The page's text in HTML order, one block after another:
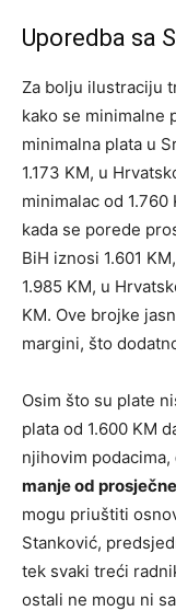
Uporedba sa
Za bolju ilustraciju
kako se minimalne
minimalna plata u
1.173 KM, u
minimalac od
kada se porede
BiH iznosi 1.601
1.985 KM, u
KM. Ove brojke
margini, što
Osim što su plate
plata od 1.600 KM
njihovim podacima,
manje od
mogu priuštiti
Stanković,
tek svaki treći
ostali ne mogu ni